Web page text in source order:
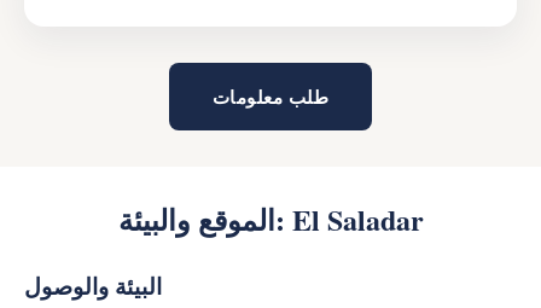
طلب معلومات
الموقع والبيئة: El Saladar
البيئة والوصول